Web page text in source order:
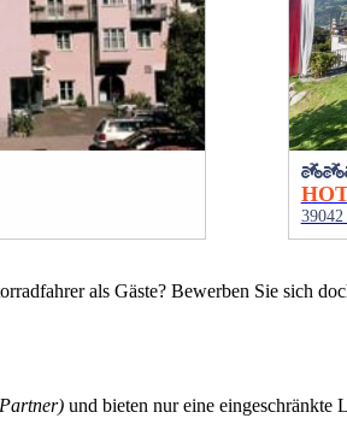
als Gäste? Bewerben Sie sich
und bieten nur eine eingeschränkte